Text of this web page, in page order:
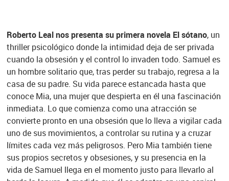
Roberto Leal nos presenta su primera novela El sótano, un
thriller psicológico donde la intimidad deja de ser privada
cuando la obsesión y el control lo invaden todo. Samuel es
un hombre solitario que, tras perder su trabajo, regresa a la
casa de su padre. Su vida parece estancada hasta que
conoce Mia, una mujer que despierta en él una fascinación
inmediata. Lo que comienza como una atracción se
convierte pronto en una obsesión que lo lleva a vigilar cada
uno de sus movimientos, a controlar su rutina y a cruzar
límites cada vez más peligrosos. Pero Mia también tiene
sus propios secretos y obsesiones, y su presencia en la
vida de Samuel llega en el momento justo para llevarlo al